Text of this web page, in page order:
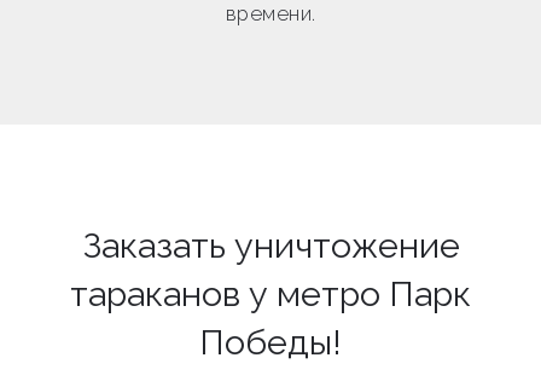
времени.
Заказать уничтожение
тараканов у метро Парк
Победы!